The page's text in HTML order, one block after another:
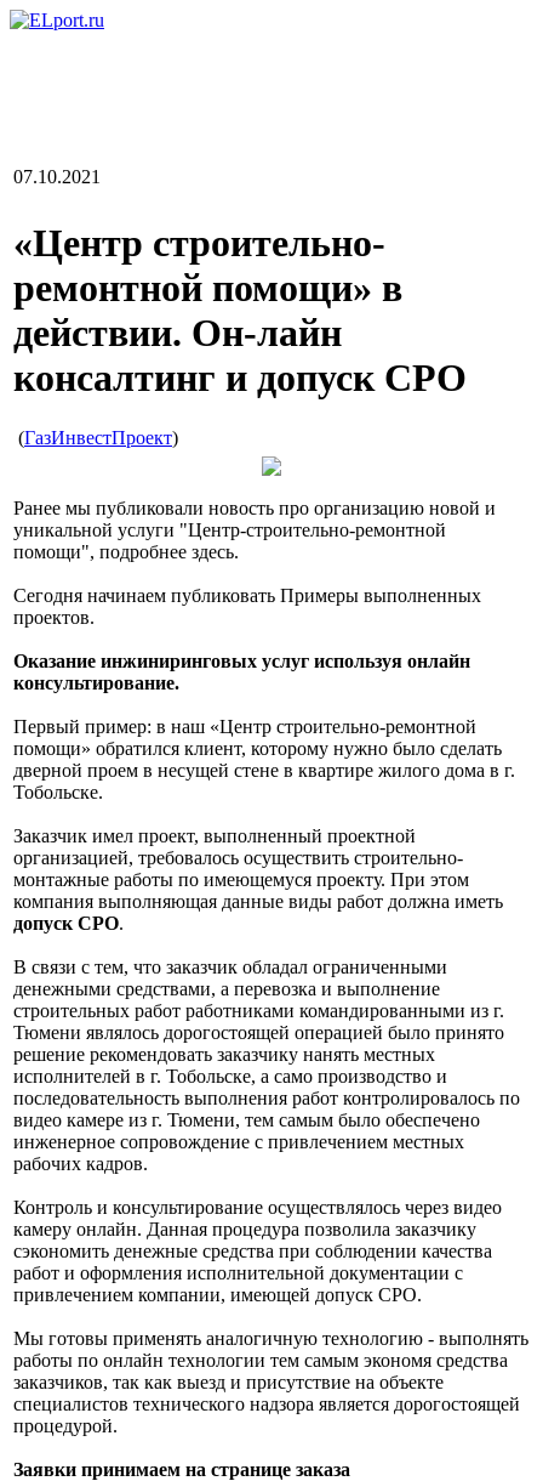
07.10.2021
«Центр строительно-
ремонтной помощи» в
действии. Он-лайн
консалтинг и допуск СРО
(ГазИнвестПроект)
Ранее мы публиковали новость про организацию новой и
уникальной услуги "Центр-строительно-ремонтной
помощи", подробнее здесь.
Сегодня начинаем публиковать Примеры выполненных
проектов.
Оказание инжиниринговых услуг используя онлайн
консультирование.
Первый пример: в наш «Центр строительно-ремонтной
помощи» обратился клиент, которому нужно было сделать
дверной проем в несущей стене в квартире жилого дома в г.
Тобольске.
Заказчик имел проект, выполненный проектной
организацией, требовалось осуществить строительно-
монтажные работы по имеющемуся проекту. При этом
компания выполняющая данные виды работ должна иметь
допуск СРО.
В связи с тем, что заказчик обладал ограниченными
денежными средствами, а перевозка и выполнение
строительных работ работниками командированными из г.
Тюмени являлось дорогостоящей операцией было принято
решение рекомендовать заказчику нанять местных
исполнителей в г. Тобольске, а само производство и
последовательность выполнения работ контролировалось по
видео камере из г. Тюмени, тем самым было обеспечено
инженерное сопровождение с привлечением местных
рабочих кадров.
Контроль и консультирование осуществлялось через видео
камеру онлайн. Данная процедура позволила заказчику
сэкономить денежные средства при соблюдении качества
работ и оформления исполнительной документации с
привлечением компании, имеющей допуск СРО.
Мы готовы применять аналогичную технологию - выполнять
работы по онлайн технологии тем самым экономя средства
заказчиков, так как выезд и присутствие на объекте
специалистов технического надзора является дорогостоящей
процедурой.
Заявки принимаем на странице заказа